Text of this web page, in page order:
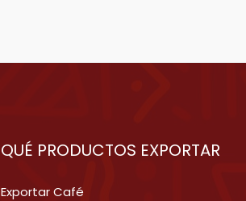
QUÉ PRODUCTOS EXPORTAR
Exportar Café